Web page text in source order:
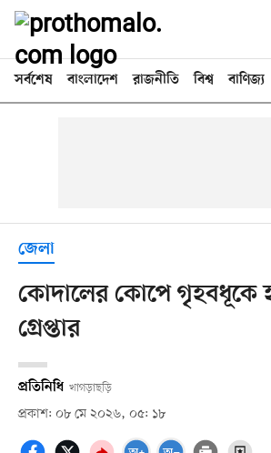
সর্বশেষ বাংলাদেশ রাজনীতি বিশ্ব বাণিজ্য
জেলা
কোদালের কোপে গৃহবধূকে
গ্রেপ্তার
প্রতিনিধি খাগড়াছড়ি
প্রকাশ: ০৮ মে ২০২৬, ০৫: ১৮